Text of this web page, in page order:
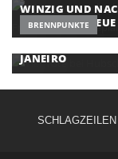
WINZIG UND
ENTDECKEN
BRENNPUNKTE
JANEIRO
SCHLAGZEILEN